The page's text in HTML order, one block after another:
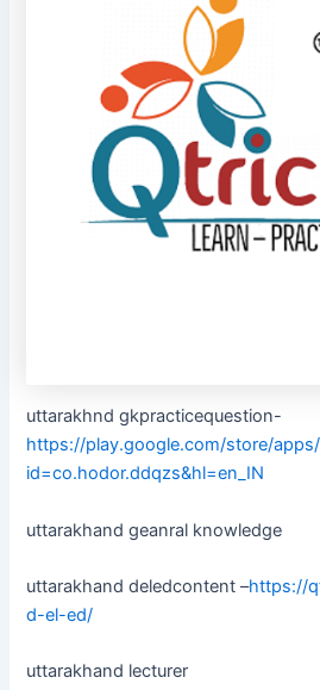
uttarakhnd gkpracticequestion-
https://play.google.com/store/
id=co.hodor.ddqzs&hl=en_IN
uttarakhand geanral knowledge
uttarakhand deledcontent –https://
d-el-ed/
uttarakhand lecturer